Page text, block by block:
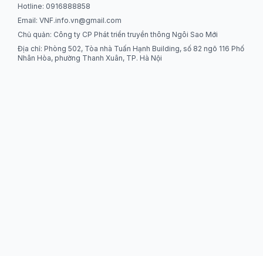
Hotline: 0916888858
Email: VNF.info.vn@gmail.com
Chủ quản: Công ty CP Phát triển truyền thông Ngôi Sao Mới
Địa chỉ: Phòng 502, Tòa nhà Tuấn Hạnh Building, số 82 ngõ 116 Phố
Nhân Hòa, phường Thanh Xuân, TP. Hà Nội